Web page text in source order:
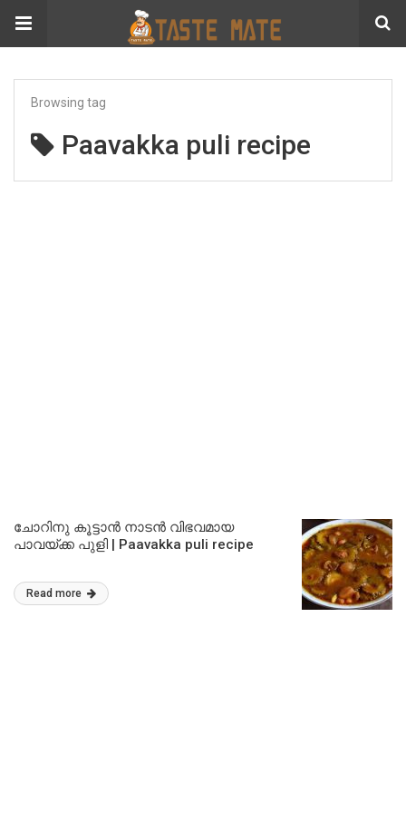
Browsing tag
Paavakka puli recipe
ചോറിനു കൂട്ടാൻ നാടൻ വിഭവമായ
പാവയ്ക്ക പുളി | Paavakka puli recipe
Read more